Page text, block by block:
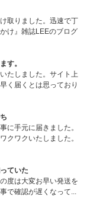
取りました。迅速で丁
け』雑誌LEEのブログ
す。
たしました。サイト上
く届くとは思っており
に手元に届きました。
クワクいたしました。
ていた
度は大変お早い発送を
で確認が遅くなって...